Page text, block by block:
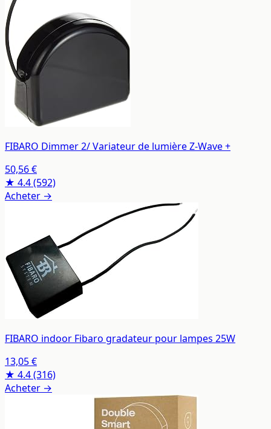
FIBARO Dimmer 2/ Variateur de lumière Z-Wave +
50,56 €
★ 4.4(592)
Acheter →
FIBARO indoor Fibaro gradateur pour lampes 25W
13,05 €
★ 4.4(316)
Acheter →